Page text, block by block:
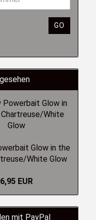
GO
Glow in the
White Glow
6,95 EUR
mit PayPal